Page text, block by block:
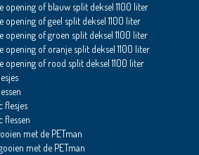
of blauw split deksel 1100 liter
of geel split deksel 1100 liter
of groen split deksel 1100 liter
of oranje split deksel 1100 liter
of rood split deksel 1100 liter
flesjes
flessen
met de PETman
met de PETman